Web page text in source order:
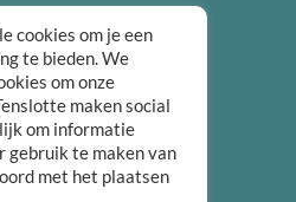
cookies om je een
te bieden. We
om onze
maken social
om informatie
gebruik te maken van
met het plaatsen